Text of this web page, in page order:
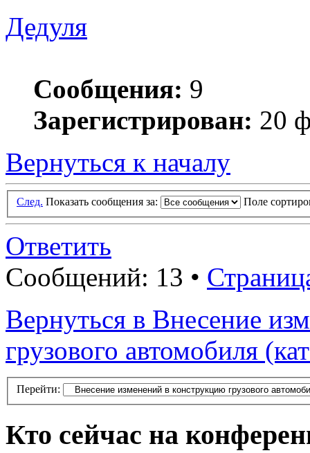
Дедуля
Сообщения: 9
Зарегистрирован: 20
Вернуться к началу
След. Показать сообщения за: Поле
Ответить
Сообщений: 13 •
Вернуться в Внесение
грузового автомобиля
Перейти:
Кто сейчас на